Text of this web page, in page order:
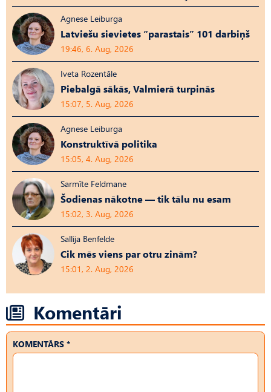
Agnese Leiburga
Latviešu sievietes “parastais” 101 darbiņš
19:46, 6. Aug, 2026
Iveta Rozentāle
Piebalgā sākās, Valmierā turpinās
15:07, 5. Aug, 2026
Agnese Leiburga
Konstruktīvā politika
15:05, 4. Aug, 2026
Sarmīte Feldmane
Šodienas nākotne — tik tālu nu esam
15:02, 3. Aug, 2026
Sallija Benfelde
Cik mēs viens par otru zinām?
15:01, 2. Aug, 2026
Komentāri
KOMENTĀRS *